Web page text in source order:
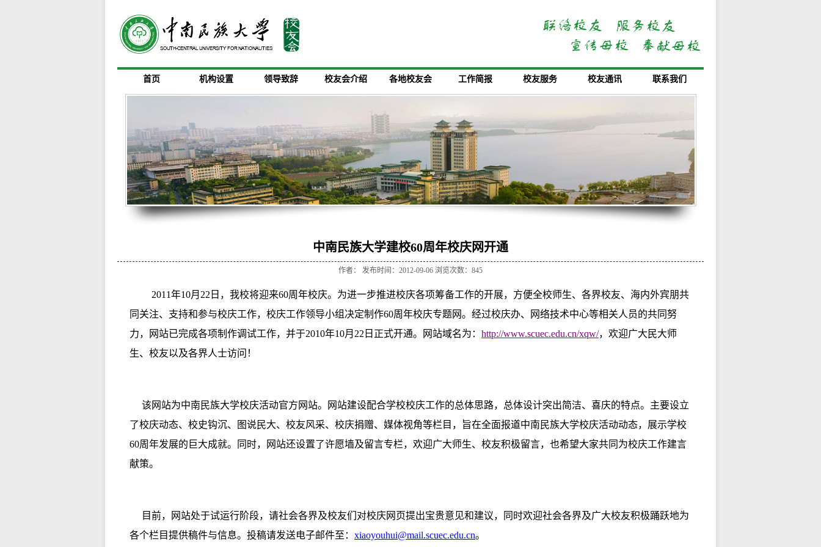
首页 机构设置 领导致辞 校友会介绍 各地校友会 工作简报 校友服务 校友通讯 联系我们
中南民族大学建校60周年校庆网开通
作者： 发布时间：2012-09-06 浏览次数： 845
2011年10月22日，我校将迎来60周年校庆。为进一步推进校庆各项筹备工作的开展，方便全校师生、各界校友、海内外宾朋共
同关注、支持和参与校庆工作，校庆工作领导小组决定制作60周年校庆专题网。经过校庆办、网络技术中心等相关人员的共同努
力，网站已完成各项制作调试工作，并于2010年10月22日正式开通。网站域名为： http://www.scuec.edu.cn/xqw/，欢迎广大民大师
生、校友以及各界人士访问！
该网站为中南民族大学校庆活动官方网站。网站建设配合学校校庆工作的总体思路，总体设计突出简洁、喜庆的特点。主要设立
了校庆动态、校史钩沉、图说民大、校友风采、校庆捐赠、媒体视角等栏目，旨在全面报道中南民族大学校庆活动动态，展示学校
60周年发展的巨大成就。同时，网站还设置了许愿墙及留言专栏，欢迎广大师生、校友积极留言，也希望大家共同为校庆工作建言
献策。
目前，网站处于试运行阶段，请社会各界及校友们对校庆网页提出宝贵意见和建议，同时欢迎社会各界及广大校友积极踊跃地为
各个栏目提供稿件与信息。投稿请发送电子邮件至： xiaoyouhui@mail.scuec.edu.cn。